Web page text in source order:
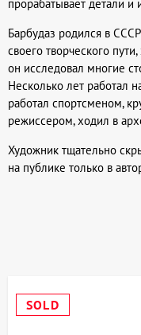
прорабатывает детали и
Барбудаз родился в
своего творческого
он исследовал многие
Несколько лет работал
работал спортсменом,
режиссером, ходил в
Художник тщательно
на публике только в
SOLD